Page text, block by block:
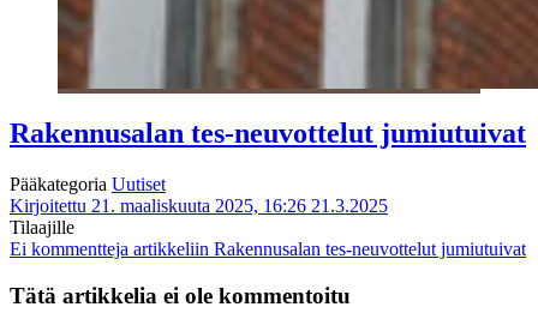
Rakennusalan tes-neuvottelut jumiutuivat
Pääkategoria Uutiset
Kirjoitettu 21. maaliskuuta 2025, 16:26 21.3.2025
Tilaajille
Ei kommentteja artikkeliin Rakennusalan tes-neuvottelut jumiutuivat
Tätä artikkelia ei ole kommentoitu